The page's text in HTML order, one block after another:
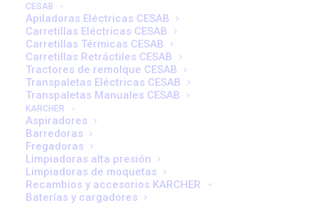
CESAB
Apiladoras Eléctricas CESAB
Carretillas Eléctricas CESAB
Carretillas Térmicas CESAB
Carretillas Retráctiles CESAB
Tractores de remolque CESAB
Transpaletas Eléctricas CESAB
Transpaletas Manuales CESAB
KARCHER
Aspiradores
Barredoras
Fregadoras
Limpiadoras alta presión
Limpiadoras de moquetas
Recambios y accesorios KARCHER
Baterías y cargadores
En la gestión moderna de flotas industriales, la
continuidad operativa es un factor crítico que incide
directamente en la rentabilidad y la competitividad
empresarial. Una sola avería inesperada puede
desencadenar retrasos logísticos, sobrecostes
imprevistos y pérdida de confianza de los clientes. Por
ello, establecer una estrategia de mantenimiento
adecuada, basada en prácticas preventivas y correctivas
planificadas, es fundamental para asegurar una